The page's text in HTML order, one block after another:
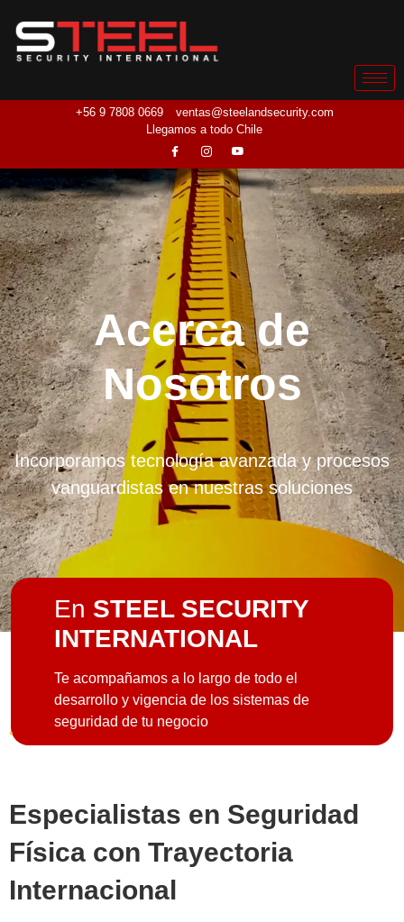
+56 9 7808 0669
ventas@steelandsecurity.com
Llegamos a todo Chile
Acerca de
Nosotros
Incorporamos tecnología avanzada y procesos
vanguardistas en nuestras soluciones
En STEEL SECURITY
INTERNATIONAL
Te acompañamos a lo largo de todo el
desarrollo y vigencia de los sistemas de
seguridad de tu negocio
.
Especialistas en Seguridad
Física con Trayectoria
Internacional